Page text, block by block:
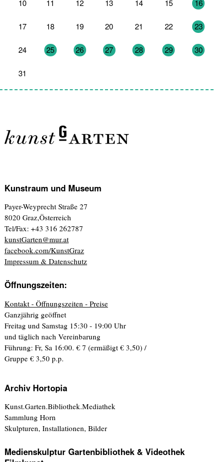
10 11 12 13 14 15 16
17 18 19 20 21 22 23
24 25 26 27 28 29 30
31
Kunstraum und Museum
Payer-Weyprecht Straße 27
8020 Graz,Österreich
Tel/Fax: +43 316 262787
kunstGarten@mur.at
facebook.com/KunstGraz
Impressum & Datenschutz
Öffnungszeiten:
Kontakt - Öffnungszeiten - Preise
Ganzjährig geöffnet
Freitag und Samstag 15:30 - 19:00 Uhr
und täglich nach Vereinbarung
Führung: Fr, Sa 16:00. € 7 (ermäßigt € 3,50) /
Gruppe € 3,50 p.p.
Archiv Hortopia
Kunst.Garten.Bibliothek.Mediathek
Sammlung Horn
Skulpturen, Installationen, Bilder
Medienskulptur Gartenbibliothek & Videothek